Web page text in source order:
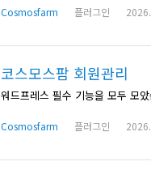
Cosmosfarm 플러그인
코스모스팜 회원관리
Cosmosfarm 플러그인